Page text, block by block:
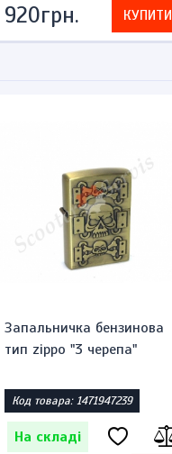
920грн. КУПИТИ
Запальничка бензинова
тип zippo "3 черепа"
Код товара: 1471947239
На складі